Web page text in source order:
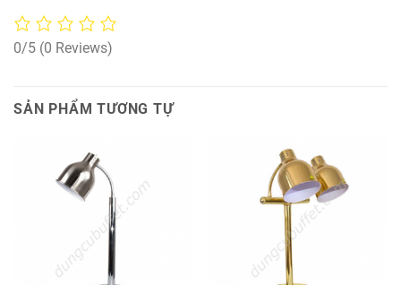
0/5 (0 Reviews)
SẢN PHẨM TƯƠNG TỰ